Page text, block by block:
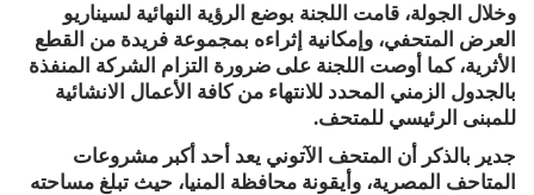
وخلال الجولة، قامت اللجنة بوضع الرؤية النهائية لسيناريو
العرض المتحفي، وإمكانية إثراءه بمجموعة فريدة من القطع
الأثرية، كما أوصت اللجنة على ضرورة التزام الشركة المنفذة
بالجدول الزمني المحدد للانتهاء من كافة الأعمال الانشائية
للمبنى الرئيسي للمتحف.
جدير بالذكر أن المتحف الآتوني يعد أحد أكبر مشروعات
المتاحف المصرية، وأيقونة محافظة المنيا، حيث تبلغ مساحته